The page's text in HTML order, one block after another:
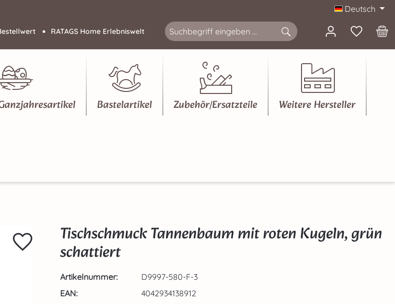
Deutsch
RATAGS Home Erlebniswelt
Bastelartikel Zubehör/Ersatzteile Weitere Hersteller
Tischschmuck Tannenbaum mit roten Kugeln, grün
schattiert
Artikelnummer:
D9997-580-F-3
EAN:
4042934138912